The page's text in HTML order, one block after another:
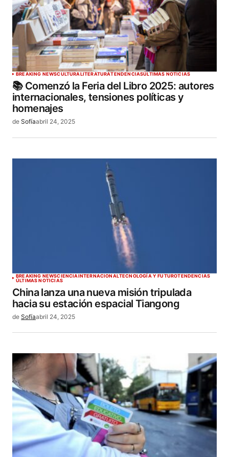
BREAKING NEWSCULTURALITERATURATENDENCIASÚLTIMAS NOTICIAS
📚 Comenzó la Feria del Libro 2025: autores
internacionales, tensiones políticas y
homenajes
de Sofíaabril 24, 2025
BREAKING NEWSCIENCIAINTERNACIONALTECNOLOGÍA Y FUTUROTENDENCIAS
ÚLTIMAS NOTICIAS
China lanza una nueva misión tripulada
hacia su estación espacial Tiangong
de Sofíaabril 24, 2025